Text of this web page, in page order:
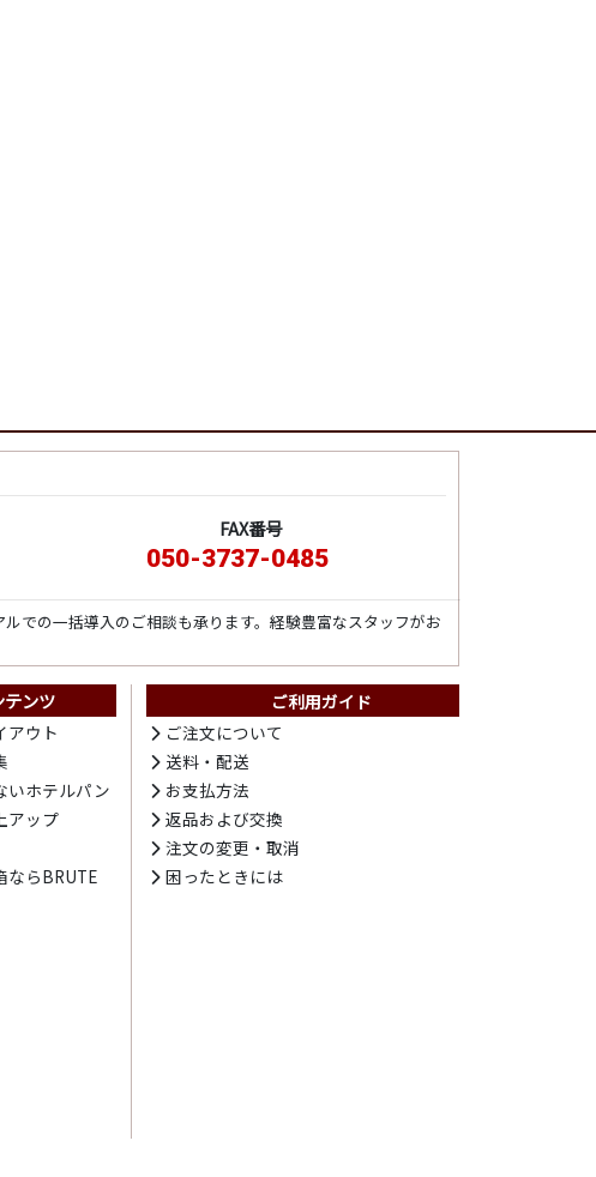
FAX番号
050-3737-0485
での一括導入のご相談も承ります。経験豊富なスタッフがお
テンツ
アウト
いホテルパン
アップ
ならBRUTE
ご利用ガイド
ご注文について
送料・配送
お支払方法
返品および交換
注文の変更・取消
困ったときには